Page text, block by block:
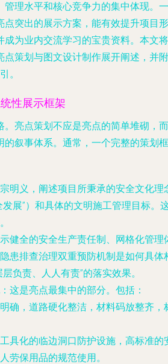
管理水平和核心竞争力的集中体现。一
点突出的展示方案，能有效提升项目形
成为业内交流学习的宝贵资料。本文将
点策划与图文设计制作展开阐述，并附
。
性展示框架
。亮点策划不应是亮点的简单堆砌，而
的叙事体系。通常，一个完整的策划框
宗明义，阐述项目所秉承的安全文化理
发展”）和具体的文明施工管理目标。
示健全的安全生产责任制、网格化管理
患排查治理双重预防机制是如何具体
负责、人人有责”的落实效果。
：这是亮点最集中的部分。包括：
明确，道路硬化整洁，材料码放整齐，
工具化的临边洞口防护设施，高标准的
劳保用品的规范使用。